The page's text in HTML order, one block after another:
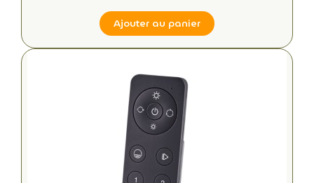
Ajouter au panier